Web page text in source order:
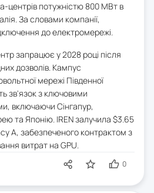
центрів потужністю 800 МВт в
За словами компанії,
до електромережі.
запрацює у 2028 році після
дозволів. Кампус
мережі Південної
зв'язок з ключовими
включаючи Сінгапур,
та Японію. IREN залучила $3.65
А, забезпеченого контрактом з
витрат на GPU.
0